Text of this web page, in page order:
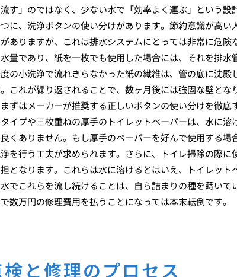
す」のではなく、少ない水で「効率よく運ぶ」という設
に、洗浄ボタンの使い分けがあります。節約意識が高い
ありますが、これは排水システムにとっては非常に危険
量であり、紙を一枚でも使用した場合には、それを排水
小洗浄で流れきらなかった紙の繊維は、管の底に沈殿し
れが繰り返されることで、数ヶ月後には強固な壁となり
ずはメーカーが推奨する正しいボタンの使い分けを徹底
イプや三枚重ねの厚手のトイレットペーパーは、水に溶
くありません。もし厚手のペーパーを好んで使用する場
を行う工夫が求められます。さらに、トイレ掃除の際に
となります。これらは水に溶けるとはいえ、トイレット
でこれらを流し続けることは、自ら詰まりの種を蒔いて
万円の修理費用を払うことになっては本末転倒です。
と修理のプロセス